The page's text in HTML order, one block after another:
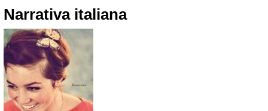
Narrativa italiana